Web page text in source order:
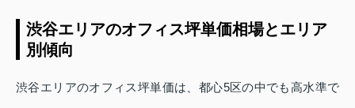
渋谷エリアのオフィス坪単価相場とエリア
別傾向
渋谷エリアのオフィス坪単価は、都心5区の中でも高水準で